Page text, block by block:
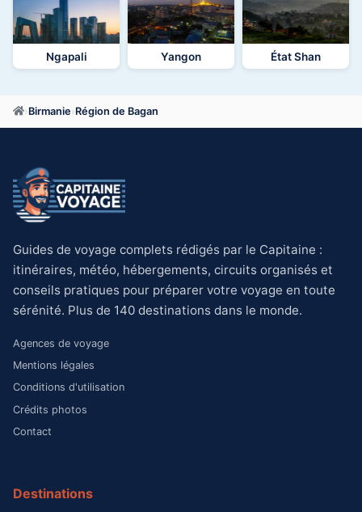
Ngapali Yangon État Shan
› Birmanie› Région de Bagan
Guides de voyage complets rédigés par le Capitaine :
itinéraires, météo, hébergements, circuits organisés et
conseils pratiques pour préparer votre voyage en toute
sérénité. Plus de 140 destinations dans le monde.
Agences de voyage
Mentions légales
Conditions d'utilisation
Crédits photos
Contact
Destinations